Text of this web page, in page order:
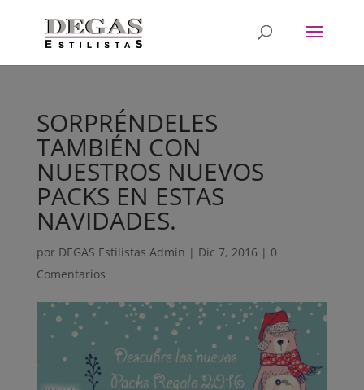
SORPRÉNDELES
TAMBIÉN CON
NUESTROS NUEVOS
PACKS EN ESTAS
NAVIDADES.
por DEGAS Estilistas Admin | Dic 7, 2016 | 0
Comentarios